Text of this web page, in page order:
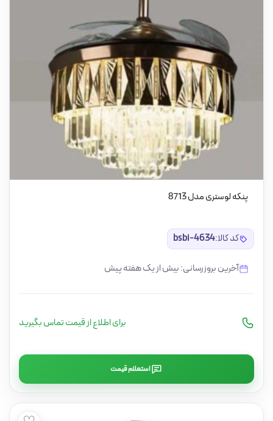
پنکه لوستری مدل 8713
کد کالا:bsbi-4634
آخرین بروزرسانی: بیش از یک هفته پیش
برای اطلاع از قیمت تماس بگیرید
استعلام قیمت